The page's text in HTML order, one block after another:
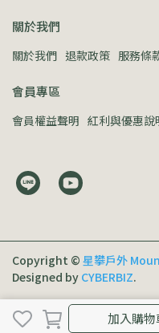
加入購物
關於我們
關於我們 退款政策 服務條
會員專區
會員權益聲明 紅利與優惠說
Copyright © 星攀戶外
Designed by CYBERBIZ.